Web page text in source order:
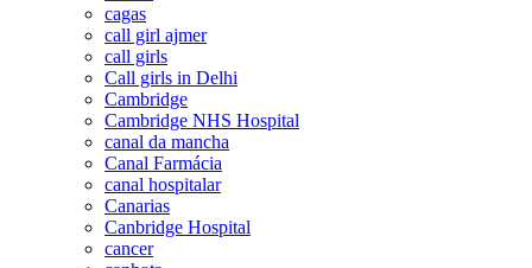
cagas
call girl ajmer
call girls
Call girls in Delhi
Cambridge
Cambridge NHS Hospital
canal da mancha
Canal Farmácia
canal hospitalar
Canarias
Canbridge Hospital
cancer